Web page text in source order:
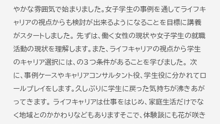
お問い合わせ
やかな雰囲気で始まりました。女子学生の事例を通してライフキ
ャリアの視点からも検討が出来るようになることを目標に講義
がスタートしました。 先ずは、働く女性の現状や女子学生の就職
活動の現状を理解します。また、ライフキャリアの視点から学生
のキャリア選択には、の3つ条件があることを学びました。 次
に、事例ケースやキャリアコンサルタント役、学生役に分かれてロ
ールプレイをします。久しぶりに学生に戻った気持ちが沸きあが
ってきます。 ライフキャリアは仕事をはじめ、家庭生活だけでな
く地域とのかかわりなどもありますそこで、体験談にも花が咲き